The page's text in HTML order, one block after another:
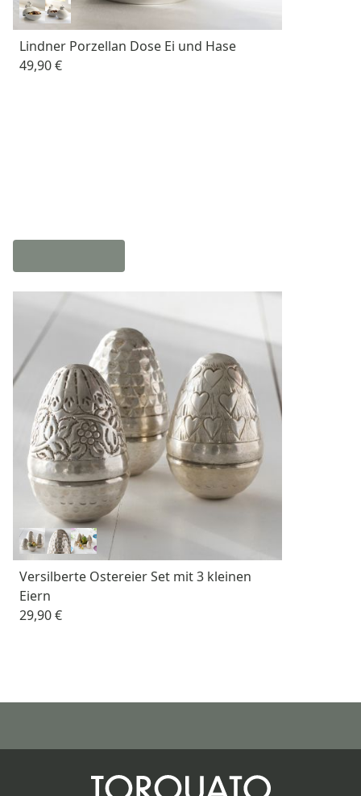
Lindner Porzellan Dose Ei und Hase
49,90 €
Versilberte Ostereier Set mit 3 kleinen
Eiern
29,90 €